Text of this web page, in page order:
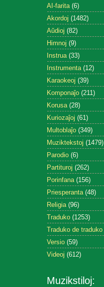
AI-farita (6)
Akordoj (1482)
Aŭdioj (82)
Himnoj (9)
Instrua (33)
Instrumenta (12)
Karaokeoj (39)
Komponaĵo (211)
Korusa (28)
Kuriozaĵoj (61)
Multoblaĵo (349)
Muziktekstoj (1479)
Parodio (6)
Partituroj (262)
Porinfana (156)
Priesperanta (48)
Religia (96)
Traduko (1253)
Traduko de traduko
Versio (59)
Videoj (612)
Muzikstiloj: